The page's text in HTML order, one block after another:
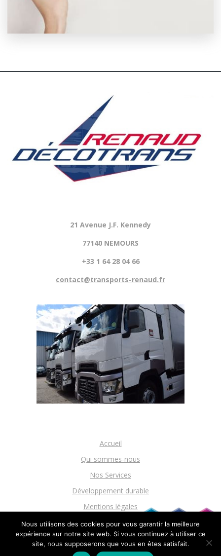
21 Avenue J.F. Kennedy
77140 NEMOURS
+33 1 64 28 04 66
contact@transports-renaud.fr
Accueil
Qui sommes-nous
Nos Services
Développement durable
Mentions légales
Devis
Nous utilisons des cookies pour vous garantir la meilleure
expérience sur notre site web. Si vous continuez à utiliser ce
site, nous supposerons que vous en êtes satisfait.